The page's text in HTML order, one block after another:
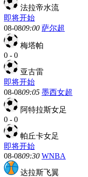
法拉帝水流
即将开始
08-0809:00 萨尔超
梅塔帕
0 - 0
亚古雷
即将开始
08-0809:05 墨西女超
阿特拉斯女足
0 - 0
帕丘卡女足
即将开始
08-0809:30 WNBA
达拉斯飞翼